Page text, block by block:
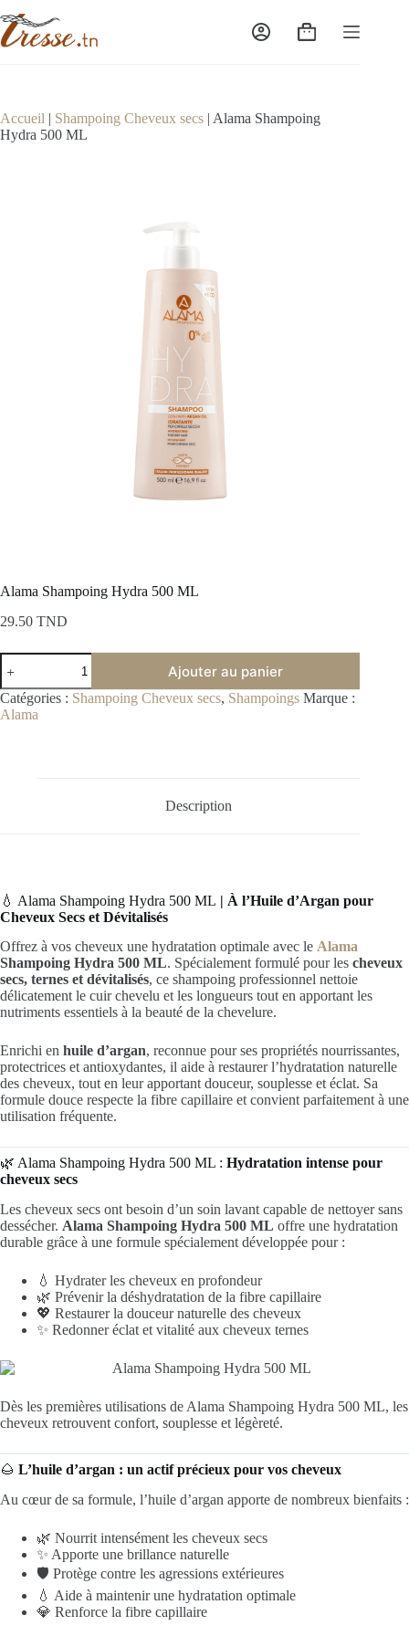
au
contenu
Panier
Accueil | Shampoing Cheveux secs | Alama Shampoing
Hydra 500 ML
Alama Shampoing Hydra 500 ML
29.50 TND
quantité
de
Alama
Shampoing
Hydra
Ajouter au panier
Catégories : Shampoing Cheveux secs, Shampoings Marque :
Alama
Description
💧 Alama Shampoing Hydra 500 ML | À l’Huile d’Argan pour
Cheveux Secs et Dévitalisés
Offrez à vos cheveux une hydratation optimale avec le Alama
Shampoing Hydra 500 ML. Spécialement formulé pour les cheveux
secs, ternes et dévitalisés, ce shampoing professionnel nettoie
délicatement le cuir chevelu et les longueurs tout en apportant les
nutriments essentiels à la beauté de la chevelure.
Enrichi en huile d’argan, reconnue pour ses propriétés nourrissantes,
protectrices et antioxydantes, il aide à restaurer l’hydratation naturelle
des cheveux, tout en leur apportant douceur, souplesse et éclat. Sa
formule douce respecte la fibre capillaire et convient parfaitement à une
utilisation fréquente.
🌿 Alama Shampoing Hydra 500 ML : Hydratation intense pour
cheveux secs
Les cheveux secs ont besoin d’un soin lavant capable de nettoyer sans
dessécher. Alama Shampoing Hydra 500 ML offre une hydratation
durable grâce à une formule spécialement développée pour :
💧 Hydrater les cheveux en profondeur
🌿 Prévenir la déshydratation de la fibre capillaire
💖 Restaurer la douceur naturelle des cheveux
✨ Redonner éclat et vitalité aux cheveux ternes
Dès les premières utilisations de Alama Shampoing Hydra 500 ML, les
cheveux retrouvent confort, souplesse et légèreté.
🌰 L’huile d’argan : un actif précieux pour vos cheveux
Au cœur de sa formule, l’huile d’argan apporte de nombreux bienfaits :
🌿 Nourrit intensément les cheveux secs
✨ Apporte une brillance naturelle
🛡️ Protège contre les agressions extérieures
💧 Aide à maintenir une hydratation optimale
💎 Renforce la fibre capillaire